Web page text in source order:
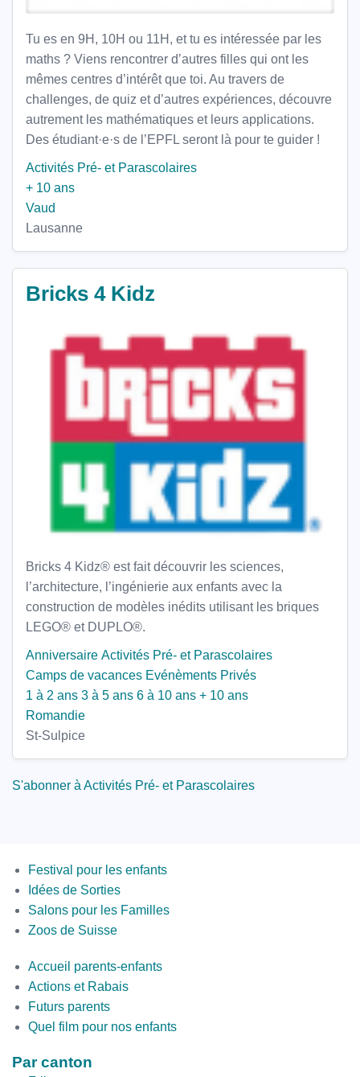
Tu es en 9H, 10H ou 11H, et tu es intéressée par les
maths ? Viens rencontrer d’autres filles qui ont les
mêmes centres d’intérêt que toi. Au travers de
challenges, de quiz et d’autres expériences, découvre
autrement les mathématiques et leurs applications.
Des étudiant·e·s de l’EPFL seront là pour te guider !
Activités Pré- et Parascolaires
+ 10 ans
Vaud
Lausanne
Bricks 4 Kidz
Bricks 4 Kidz® est fait découvrir les sciences,
l’architecture, l’ingénierie aux enfants avec la
construction de modèles inédits utilisant les briques
LEGO® et DUPLO®.
Anniversaire Activités Pré- et Parascolaires
Camps de vacances Evénèments Privés
1 à 2 ans 3 à 5 ans 6 à 10 ans + 10 ans
Romandie
St-Sulpice
S'abonner à Activités Pré- et Parascolaires
Menus
Festival pour les enfants
Idées de Sorties
Salons pour les Familles
Zoos de Suisse
Second
Bottom
Accueil parents-enfants
Actions et Rabais
Futurs parents
Quel film pour nos enfants
Par canton